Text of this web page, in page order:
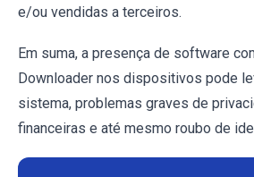
e/ou vendidas a terceiros.
Em suma, a presença de software
Downloader nos dispositivos pode
sistema, problemas graves de
financeiras e até mesmo roubo de